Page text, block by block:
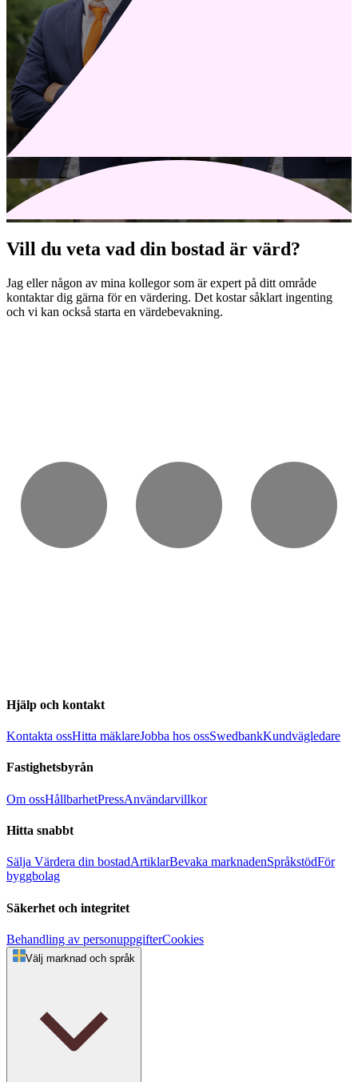
Vill du veta vad din bostad är värd?
Jag eller någon av mina kollegor som är expert på ditt område
kontaktar dig gärna för en värdering. Det kostar såklart ingenting
och vi kan också starta en värdebevakning.
Hjälp och kontakt
Kontakta ossHitta mäklareJobba hos ossSwedbankKundvägledare
Fastighetsbyrån
Om ossHållbarhetPressAnvändarvillkor
Hitta snabbt
Sälja Värdera din bostadArtiklarBevaka marknadenSpråkstödFör
byggbolag
Säkerhet och integritet
Behandling av personuppgifterCookies
Välj marknad och språk